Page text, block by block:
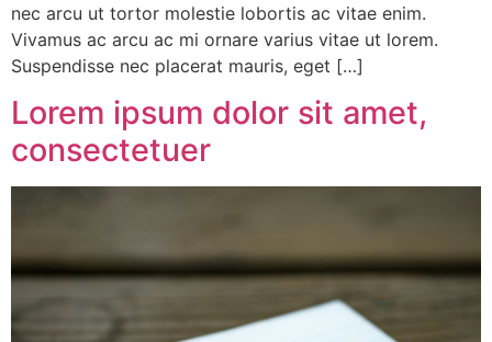
nec arcu ut tortor molestie lobortis ac vitae enim.
Vivamus ac arcu ac mi ornare varius vitae ut lorem.
Suspendisse nec placerat mauris, eget […]
Lorem ipsum dolor sit amet,
consectetuer